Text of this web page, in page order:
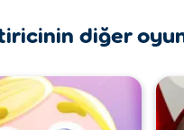
diğer